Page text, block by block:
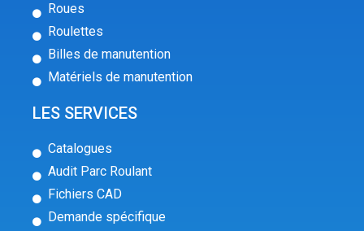
Roues
Roulettes
Billes de manutention
Matériels de manutention
LES SERVICES
Catalogues
Audit Parc Roulant
Fichiers CAD
Demande spécifique